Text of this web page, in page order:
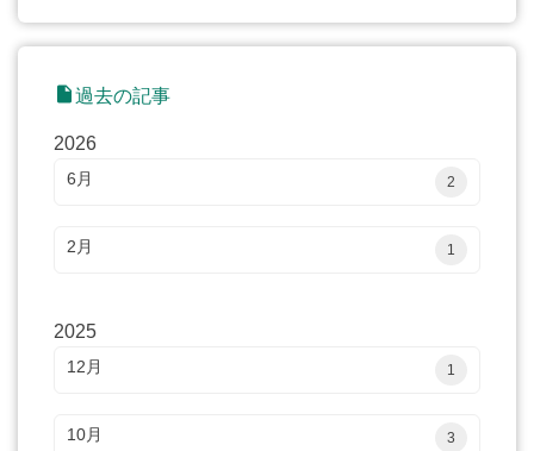
insert_drive_file過去の記事
2026
6月 2
2月 1
2025
12月 1
10月 3